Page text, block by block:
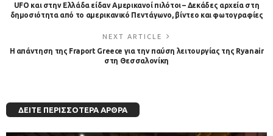
UFO και στην Ελλάδα είδαν Αμερικανοί πιλότοι – Δεκάδες αρχεία στη
δημοσιότητα από το αμερικανικό Πεντάγωνο, βίντεο και φωτογραφίες
NEXT ARTICLE
Η απάντηση της Fraport Greece για την παύση λειτουργίας της Ryanair
στη Θεσσαλονίκη
ΔΕΊΤΕ ΠΕΡΙΣΣΌΤΕΡΑ ΆΡΘΡΑ